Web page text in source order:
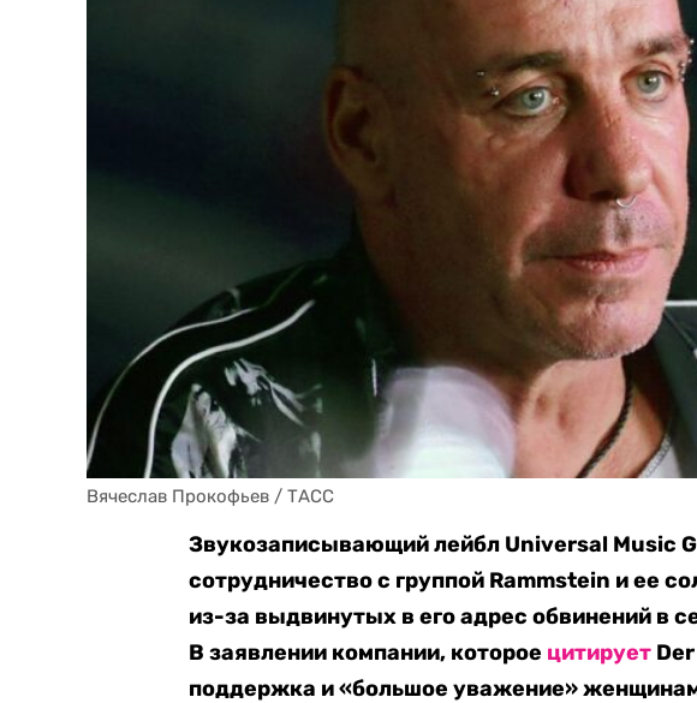
Вячеслав Прокофьев / ТАСС
Звукозаписывающий лейбл Universal Music
сотрудничество с группой Rammstein и ее
из-за выдвинутых в его адрес обвинений в
В заявлении компании, которое цитирует
поддержка и «большое уважение»